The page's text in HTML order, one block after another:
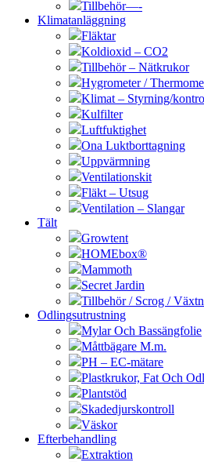
Tillbehör—-
Klimatanläggning
Fläktar
Koldioxid – CO2
Tillbehör – Nätkrukor
Hygrometer /
Klimat – Styrning/
Kulfilter
Luftfuktighet
Ona Luktborttagning
Uppvärmning
Ventilationskit
Fläkt – Utsug
Ventilation – Slangar
Tält
Growtent
HOMEbox®
Mammoth
Secret Jardin
Tillbehör / Scrog /
Odlingsutrustning
Mylar Och Bassängfolie
Måttbägare M.m.
PH – EC-mätare
Plastkrukor, Fat Och
Plantstöd
Skadedjurskontroll
Väskor
Efterbehandling
Extraktion